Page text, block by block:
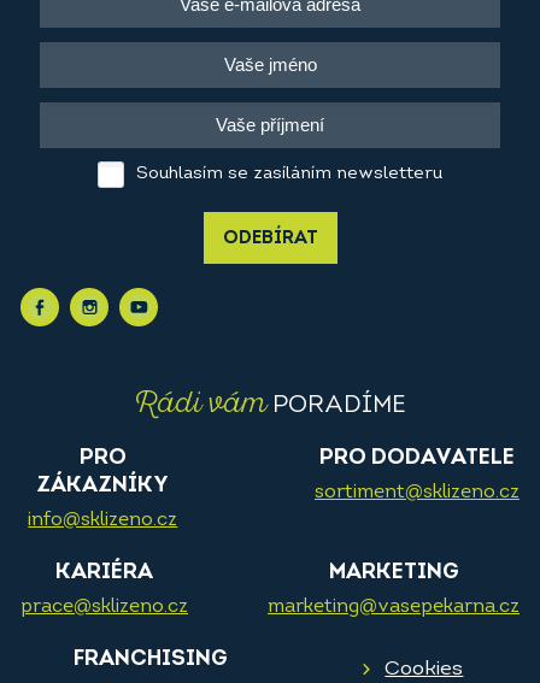
Souhlasím se zasíláním newsletteru
ODEBÍRAT
Rádi vámPORADÍME
PRO
ZÁKAZNÍKY
info@sklizeno.cz
PRO DODAVATELE
sortiment@sklizeno.cz
KARIÉRA
prace@sklizeno.cz
MARKETING
marketing@vasepekarna.cz
FRANCHISING Cookies